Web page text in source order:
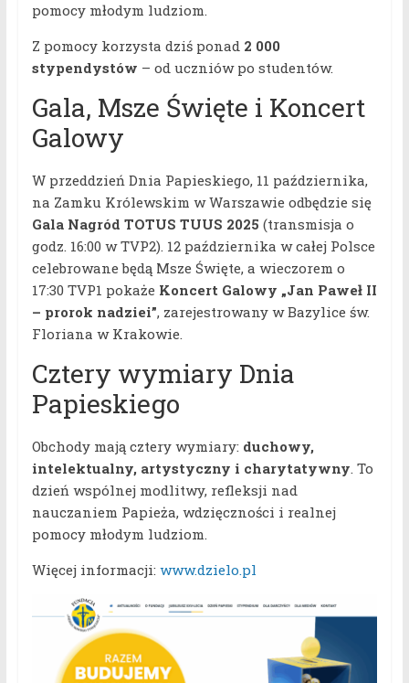
pomocy młodym ludziom.
Z pomocy korzysta dziś ponad 2 000
stypendystów – od uczniów po studentów.
Gala, Msze Święte i Koncert
Galowy
W przeddzień Dnia Papieskiego, 11 października,
na Zamku Królewskim w Warszawie odbędzie się
Gala Nagród TOTUS TUUS 2025 (transmisja o
godz. 16:00 w TVP2). 12 października w całej Polsce
celebrowane będą Msze Święte, a wieczorem o
17:30 TVP1 pokaże Koncert Galowy „Jan Paweł II
– prorok nadziei”, zarejestrowany w Bazylice św.
Floriana w Krakowie.
Cztery wymiary Dnia
Papieskiego
Obchody mają cztery wymiary: duchowy,
intelektualny, artystyczny i charytatywny. To
dzień wspólnej modlitwy, refleksji nad
nauczaniem Papieża, wdzięczności i realnej
pomocy młodym ludziom.
Więcej informacji: www.dzielo.pl